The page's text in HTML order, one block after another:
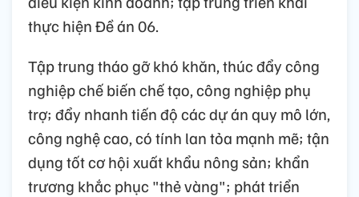
thực hiện Đề án 06.
Tập trung tháo gỡ khó khăn, thúc đẩy công
nghiệp chế biến chế tạo, công nghiệp phụ
trợ; đẩy nhanh tiến độ các dự án quy mô lớn,
công nghệ cao, có tính lan tỏa mạnh mẽ; tận
dụng tốt cơ hội xuất khẩu nông sản; khẩn
trương khắc phục "thẻ vàng"; phát triển